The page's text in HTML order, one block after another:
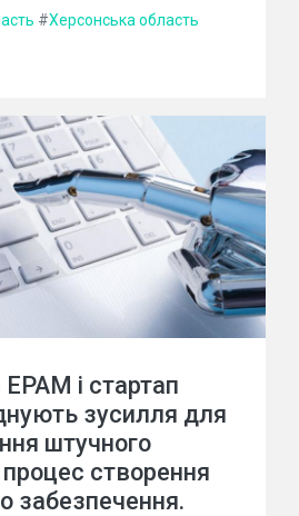
#Херсонська область
і стартап
зусилля для
штучного
процес створення
забезпечення.